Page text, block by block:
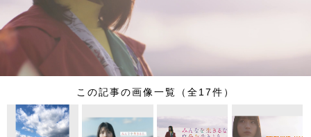
この記事の画像一覧（全17件）